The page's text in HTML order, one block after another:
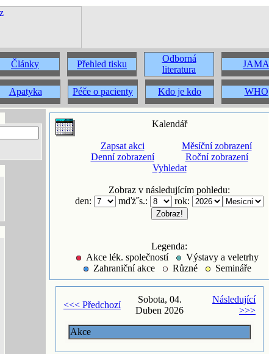
Články Přehled tisku
Odborná
literatura
JAMA
Apatyka Péče o pacienty Kdo je kdo WHO
Kalendář
Zapsat akci
Denní zobrazení
Měsíční zobrazení
Roční zobrazení
Vyhledat
Zobraz v následujícím pohledu:
den:
mďż˝s.: rok:
Legenda:
Akce lék. společností
Výstavy a veletrhy
Zahraniční akce
Různé Semináře
<<< Předchozí
Sobota, 04.
Duben 2026
Následující
>>>
Akce